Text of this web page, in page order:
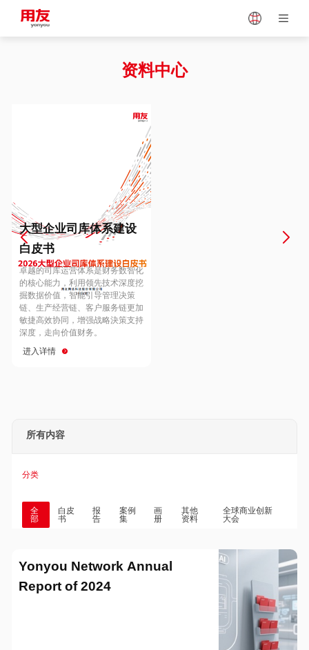
Vietnam
Europe
Hungary
Hong Kong
资料中心
大型企业司库体系建设
白皮书
卓越的司库运营体系是财务数智化
的核心能力，利用领先技术深度挖
掘数据价值，智能引导管理决策
链、生产经营链、客户服务链更加
敏捷高效协同，增强战略決策支持
深度，走向价值财务。
进入详情
所有内容
分类
全
部
白皮
书
报
告
案例
集
画
册
其他
资料
全球商业创新
大会
Yonyou Network Annual
Report of 2024